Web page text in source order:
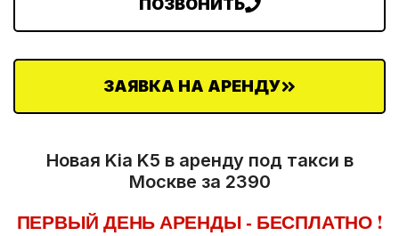
ПОЗВОНИТЬ
ЗАЯВКА НА АРЕНДУ
Новая Kia K5 в аренду под такси в
Москве за 2390
ПЕРВЫЙ ДЕНЬ АРЕНДЫ - БЕСПЛАТНО !